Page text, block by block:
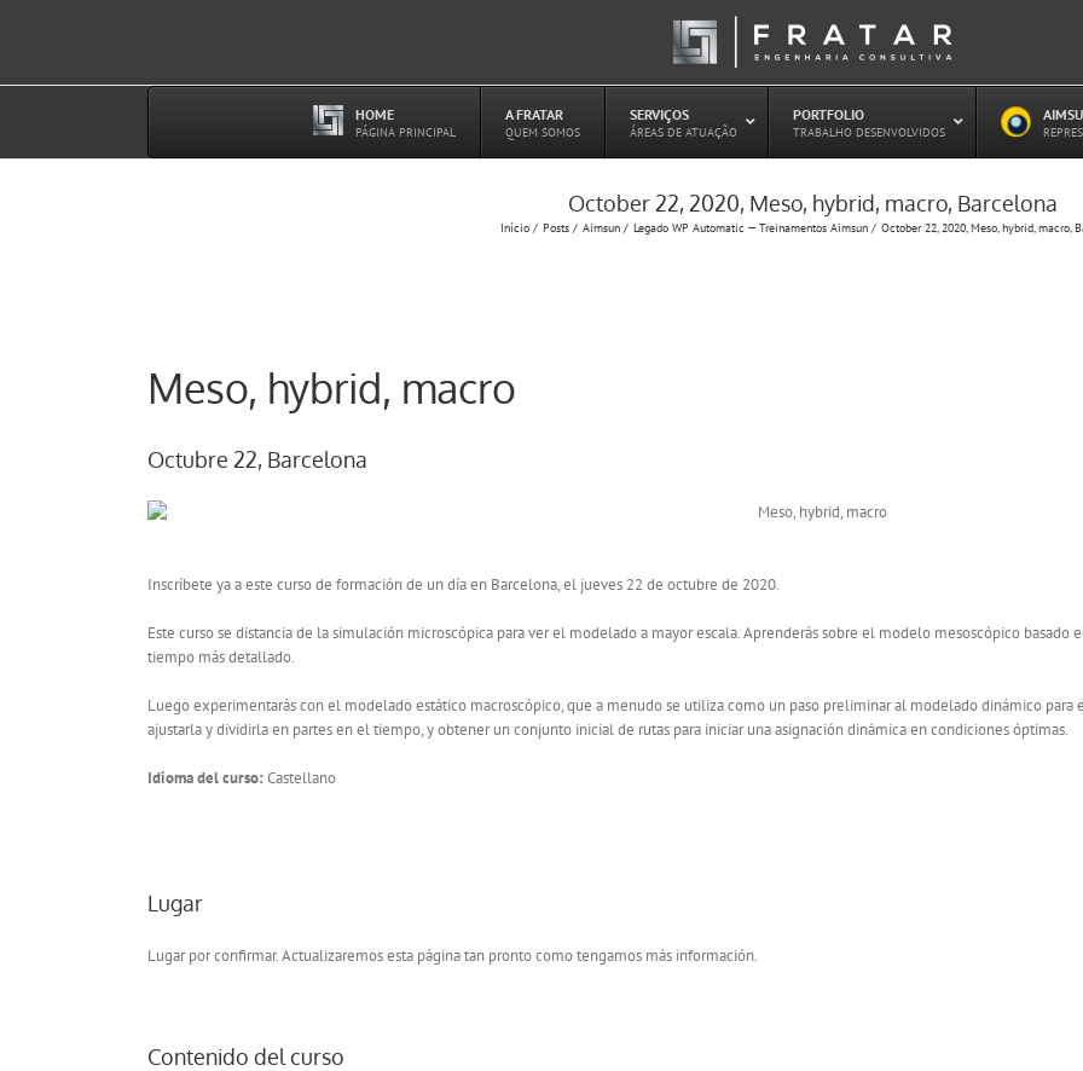
conteúdo
HOME
PÁGINA PRINCIPAL
A FRATAR
QUEM SOMOS
SERVIÇOS
ÁREAS DE ATUAÇÃO
Estudo de Concessões Rodoviárias
Estudo de Capacidade (HCM)
PORTFOLIO
TRABALHO DESENVOLVIDOS
October 22, 2020, Meso, hybrid, macro, Barcelona
Início Posts Aimsun Legado WP Automatic — Treinamentos Aimsun October 22, 2020, Meso, hybrid, macro,
Meso, hybrid, macro
Octubre 22, Barcelona
Inscríbete ya a este curso de formación de un día en Barcelona, el jueves 22 de octubre de 2020.
Este curso se distancia de la simulación microscópica para ver el modelado a mayor escala. Aprenderás sobre el modelo mesoscópico
tiempo más detallado.
Luego experimentarás con el modelado estático macroscópico, que a menudo se utiliza como un paso preliminar al modelado dinámico
ajustarla y dividirla en partes en el tiempo, y obtener un conjunto inicial de rutas para iniciar una asignación dinámica en condiciones óptimas.
Idioma del curso: Castellano
Lugar
Lugar por confirmar. Actualizaremos esta página tan pronto como tengamos más información.
Contenido del curso